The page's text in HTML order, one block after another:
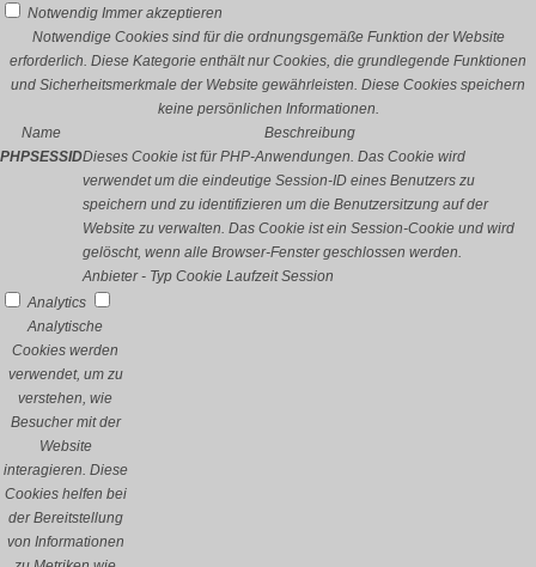
Notwendig Immer akzeptieren
Notwendige Cookies sind für die ordnungsgemäße Funktion der Website
erforderlich. Diese Kategorie enthält nur Cookies, die grundlegende Funktionen
und Sicherheitsmerkmale der Website gewährleisten. Diese Cookies speichern
keine persönlichen Informationen.
Name
Beschreibung
PHPSESSIDDieses Cookie ist für PHP-Anwendungen. Das Cookie wird
verwendet um die eindeutige Session-ID eines Benutzers zu
speichern und zu identifizieren um die Benutzersitzung auf der
Website zu verwalten. Das Cookie ist ein Session-Cookie und wird
gelöscht, wenn alle Browser-Fenster geschlossen werden.
Anbieter - Typ Cookie Laufzeit Session
Analytics
Analytische
Cookies werden
verwendet, um zu
verstehen, wie
Besucher mit der
Website
interagieren. Diese
Cookies helfen bei
der Bereitstellung
von Informationen